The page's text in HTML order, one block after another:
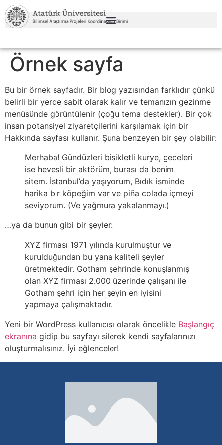
Örnek sayfa
Bu bir örnek sayfadır. Bir blog yazısından farklıdır çünkü
belirli bir yerde sabit olarak kalır ve temanızın gezinme
menüsünde görüntülenir (çoğu tema destekler). Bir çok
insan potansiyel ziyaretçilerini karşılamak için bir
Hakkında sayfası kullanır. Şuna benzeyen bir şey olabilir:
Merhaba! Gündüzleri bisikletli kurye, geceleri
ise hevesli bir aktörüm, burası da benim
sitem. İstanbul’da yaşıyorum, Bıdık isminde
harika bir köpeğim var ve piña colada içmeyi
seviyorum. (Ve yağmura yakalanmayı.)
…ya da bunun gibi bir şeyler:
XYZ firması 1971 yılında kurulmuştur ve
kurulduğundan bu yana kaliteli şeyler
üretmektedir. Gotham şehrinde konuşlanmış
olan XYZ firması 2.000 üzerinde çalışanı ile
Gotham şehri için her şeyin en iyisini
yapmaya çalışmaktadır.
Yeni bir WordPress kullanıcısı olarak öncelikle Başlangıç
ekranına gidip bu sayfayı silerek kendi sayfalarınızı
oluşturmalısınız. İyi eğlenceler!